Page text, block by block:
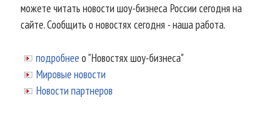
можете читать новости шоу-бизнеса России сегодня на
сайте. Сообщить о новостях сегодня - наша работа.
подробнее о "Новостях шоу-бизнеса"
Мировые новости
Новости партнеров